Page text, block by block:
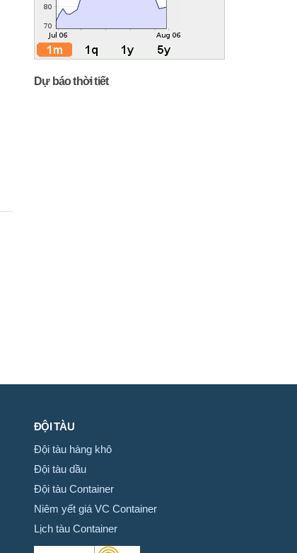
Dự báo thời tiết
ĐỘI TÀU
Đội tàu hàng khô
Đội tàu dầu
Đội tàu Container
Niêm yết giá VC Container
Lịch tàu Container